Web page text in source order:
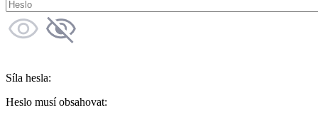
Síla hesla:
Heslo musí obsahovat: